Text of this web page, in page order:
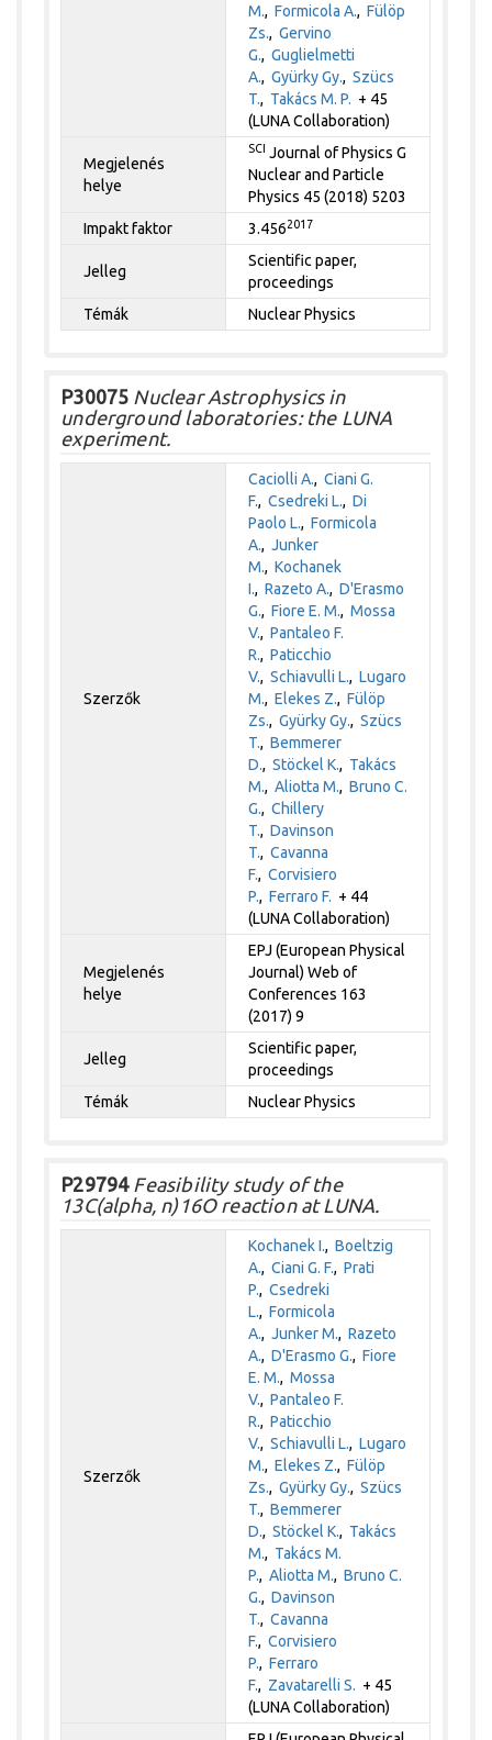
M.,Formicola A.,Fülöp
Zs.,Gervino
G.,Guglielmetti
A.,Gyürky Gy.,Szücs
T., Takács M. P. + 45
(LUNA Collaboration)
Megjelenés
helye
SCI Journal of Physics G
Nuclear and Particle
Physics 45 (2018) 5203
Impakt faktor
3.4562017
Jelleg
Scientific paper,
proceedings
Témák
Nuclear Physics
P30075 Nuclear Astrophysics in
underground laboratories: the LUNA
experiment.
Szerzők
Caciolli A.,Ciani G.
F.,Csedreki L.,Di
Paolo L.,Formicola
A.,Junker
M.,Kochanek
I.,Razeto A.,D'Erasmo
G.,Fiore E. M.,Mossa
V.,Pantaleo F.
R.,Paticchio
V.,Schiavulli L.,Lugaro
M.,Elekes Z.,Fülöp
Zs.,Gyürky Gy.,Szücs
T.,Bemmerer
D.,Stöckel K., Takács
M.,Aliotta M.,Bruno C.
G.,Chillery
T.,Davinson
T.,Cavanna
F.,Corvisiero
P.,Ferraro F. + 44
(LUNA Collaboration)
Megjelenés
helye
EPJ (European Physical
Journal) Web of
Conferences 163
(2017) 9
Jelleg
Scientific paper,
proceedings
Témák
Nuclear Physics
P29794Feasibility study of the
13C(alpha, n)16O reaction at LUNA.
Szerzők
Kochanek I.,Boeltzig
A.,Ciani G. F.,Prati
P.,Csedreki
L.,Formicola
A.,Junker M.,Razeto
A.,D'Erasmo G.,Fiore
E. M.,Mossa
V.,Pantaleo F.
R.,Paticchio
V.,Schiavulli L.,Lugaro
M.,Elekes Z.,Fülöp
Zs.,Gyürky Gy.,Szücs
T.,Bemmerer
D.,Stöckel K., Takács
M., Takács M.
P.,Aliotta M.,Bruno C.
G.,Davinson
T.,Cavanna
F.,Corvisiero
P.,Ferraro
F., Zavatarelli S. + 45
(LUNA Collaboration)